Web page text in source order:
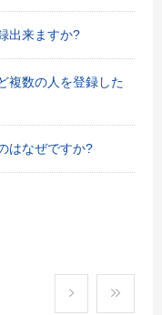
出来ますか?
複数の人を登録した
はなぜですか?